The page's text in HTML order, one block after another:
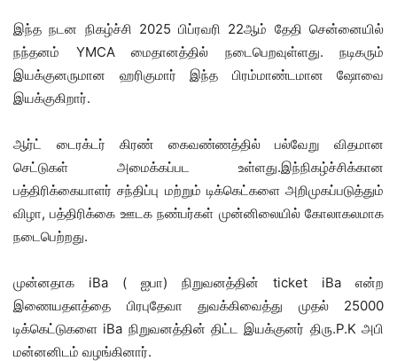
இந்த நடன நிகழ்ச்சி 2025 பிப்ரவரி 22ஆம் தேதி சென்னையில்
நந்தனம் YMCA மைதானத்தில் நடைபெறவுள்ளது. நடிகரும்
இயக்குனருமான ஹரிகுமார் இந்த பிரம்மாண்டமான ஷோவை
இயக்குகிறார்.
ஆர்ட் டைரக்டர் கிரண் கைவண்ணத்தில் பல்வேறு விதமான
செட்டுகள் அமைக்கப்பட உள்ளது.இந்நிகழ்ச்சிக்கான
பத்திரிக்கையாளர் சந்திப்பு மற்றும் டிக்கெட்களை அறிமுகப்படுத்தும்
விழா, பத்திரிக்கை ஊடக நண்பர்கள் முன்னிலையில் கோலாகலமாக
நடைபெற்றது.
முன்னதாக iBa ( ஐபா) நிறுவனத்தின் ticket iBa என்ற
இணையதளத்தை பிரபுதேவா துவக்கிவைத்து முதல் 25000
டிக்கெட்டுகளை iBa நிறுவனத்தின் திட்ட இயக்குனர் திரு.P.K அபி
மன்னனிடம் வழங்கினார்.